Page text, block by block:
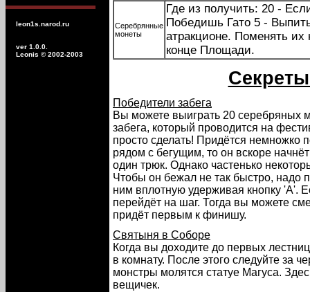
leon1s.narod.ru
ver 1.0.0.
Leonis © 2002-2003
Серебрянные
монеты
Где из получить: 20 -
Победишь Гато 5 -
атракционе. Поменять
конце Площади.
Победители забега
Вы можете выиграть 20 серебряных
забега, который проводится на
просто сделать! Придётся немножко
рядом с бегущим, то он вскоре
один трюк. Однако частенько
Чтобы он бежал не так быстро, надо
ним вплотную удерживая кнопку 'А'.
перейдёт на шаг. Тогда вы можете
придёт первым к финишу.
Святыня в Соборе
Когда вы доходите до первых
в комнату. После этого следуйте за
монстры молятся статуе Магуса.
вещичек.